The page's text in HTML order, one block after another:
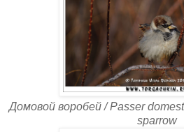
Домовой воробей / Passer
sparrow